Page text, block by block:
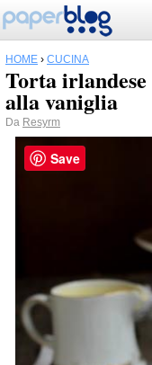
HOME › CUCINA
Torta
alla vaniglia
Da Resyrm
Save